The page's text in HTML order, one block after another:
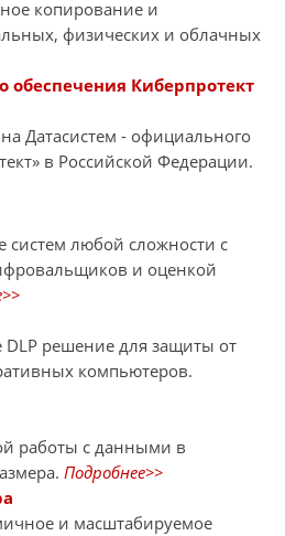
копирование и
физических и облачных
обеспечения Киберпротект
Датасиcтем - официального
в Российской Федерации.
систем любой сложности с
и оценкой
решение для защиты от
компьютеров.
работы с данными в
Подробнее>>
и масштабируемое